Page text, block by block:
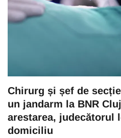
Chirurg și șef de
un jandarm la BNR
arestarea, judecătorul
domiciliu